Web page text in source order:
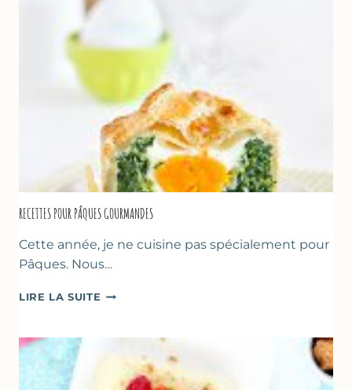
GREC
RECETTES POUR PÂQUES GOURMANDES
Cette année, je ne cuisine pas spécialement pour
Pâques. Nous…
LIRE LA SUITE RECETTES
GOURMANDES